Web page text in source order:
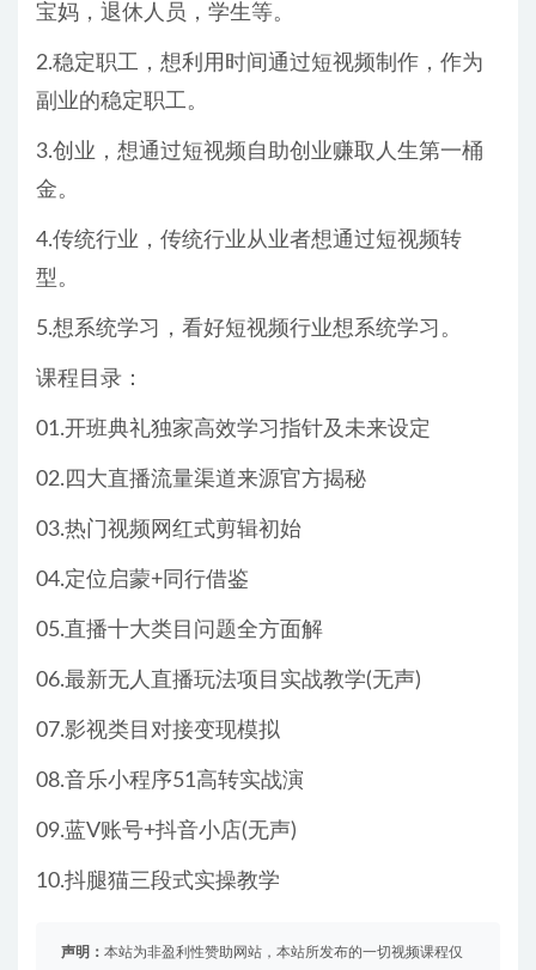
宝妈，退休人员，学生等。
2.稳定职工，想利用时间通过短视频制作，作为
副业的稳定职工。
3.创业，想通过短视频自助创业赚取人生第一桶
金。
4.传统行业，传统行业从业者想通过短视频转
型。
5.想系统学习，看好短视频行业想系统学习。
课程目录：
01.开班典礼独家高效学习指针及未来设定
02.四大直播流量渠道来源官方揭秘
03.热门视频网红式剪辑初始
04.定位启蒙+同行借鉴
05.直播十大类目问题全方面解
06.最新无人直播玩法项目实战教学(无声)
07.影视类目对接变现模拟
08.音乐小程序51高转实战演
09.蓝V账号+抖音小店(无声)
10.抖腿猫三段式实操教学
声明： 本站为非盈利性赞助网站，本站所发布的一切视频课程仅